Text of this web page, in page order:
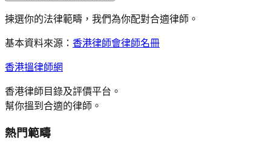
揀選你的法律範疇，我們為你配對合適律師。
基本資料來源： 香港律師會律師名冊
香港搵律師網
香港律師目錄及評價平台。
幫你搵到合適的律師。
熱門範疇